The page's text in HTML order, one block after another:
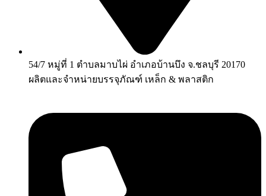
54/7 หมู่ที่ 1 ตำบลมาบไผ่ อำเภอบ้านบึง จ.ชลบุรี 20170
ผลิตและจำหน่ายบรรจุภัณฑ์ เหล็ก & พลาสติก